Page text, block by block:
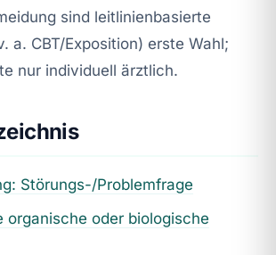
sind leitlinienbasierte
a. CBT/Exposition) erste Wahl;
nur individuell ärztlich.
Störungs-/Problemfrage
organische oder biologische